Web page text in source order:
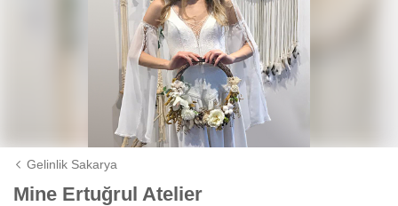
Gelinlik Sakarya
Mine Ertuğrul Atelier